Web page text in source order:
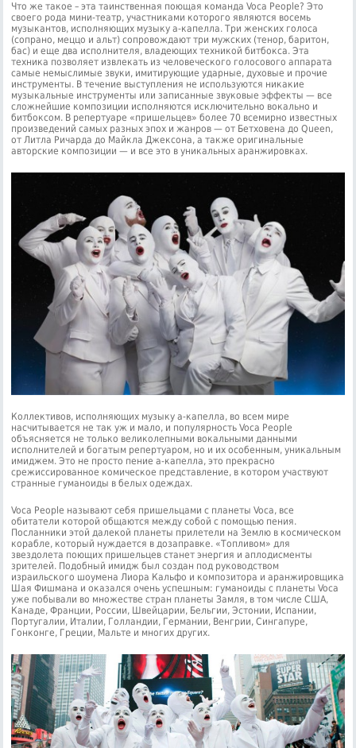
Что же такое – эта таинственная поющая команда Voca People? Это
своего рода мини-театр, участниками которого являются восемь
музыкантов, исполняющих музыку а-капелла. Три женских голоса
(сопрано, меццо и альт) сопровождают три мужских (тенор, баритон,
бас) и еще два исполнителя, владеющих техникой битбокса. Эта
техника позволяет извлекать из человеческого голосового аппарата
самые немыслимые звуки, имитирующие ударные, духовые и прочие
инструменты. В течение выступления не используются никакие
музыкальные инструменты или записанные звуковые эффекты — все
сложнейшие композиции исполняются исключительно вокально и
битбоксом. В репертуаре «пришельцев» более 70 всемирно известных
произведений самых разных эпох и жанров — от Бетховена до Queen,
от Литла Ричарда до Майкла Джексона, а также оригинальные
авторские композиции — и все это в уникальных аранжировках.
Коллективов, исполняющих музыку а-капелла, во всем мире
насчитывается не так уж и мало, и популярность Voca People
объясняется не только великолепными вокальными данными
исполнителей и богатым репертуаром, но и их особенным, уникальным
имиджем. Это не просто пение а-капелла, это прекрасно
срежиссированное комическое представление, в котором участвуют
странные гуманоиды в белых одеждах.
Voca People называют себя пришельцами с планеты Voca, все
обитатели которой общаются между собой с помощью пения.
Посланники этой далекой планеты прилетели на Землю в космическом
корабле, который нуждается в дозаправке. «Топливом» для
звездолета поющих пришельцев станет энергия и аплодисменты
зрителей. Подобный имидж был создан под руководством
израильского шоумена Лиора Кальфо и композитора и аранжировщика
Шая Фишмана и оказался очень успешным: гуманоиды с планеты Voca
уже побывали во множестве стран планеты Замля, в том числе США,
Канаде, Франции, России, Швейцарии, Бельгии, Эстонии, Испании,
Португалии, Италии, Голландии, Германии, Венгрии, Сингапуре,
Гонконге, Греции, Мальте и многих других.